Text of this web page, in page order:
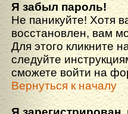
Я забыл пароль!
Не паникуйте! Хотя
восстановлен, вам
Для этого кликните
следуйте
сможете войти на
Вернуться к началу